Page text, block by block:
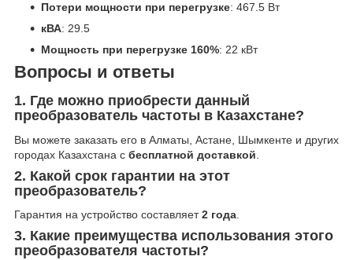
Потери мощности при перегрузке: 467.5 Вт
кВА: 29.5
Мощность при перегрузке 160%: 22 кВт
Вопросы и ответы
1. Где можно приобрести данный
преобразователь частоты в Казахстане?
Вы можете заказать его в Алматы, Астане, Шымкенте и других
городах Казахстана с бесплатной доставкой
2. Какой срок гарантии на этот
преобразователь?
Гарантия на устройство составляет2 года.
3. Какие преимущества использования этого
преобразователя частоты?